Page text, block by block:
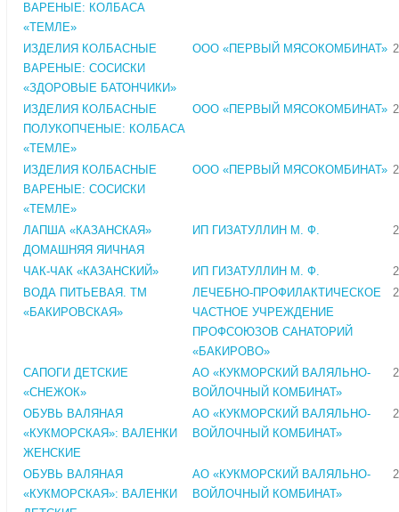
ВАРЕНЫЕ: КОЛБАСА
«ТЕМЛЕ»
ИЗДЕЛИЯ КОЛБАСНЫЕ
ВАРЕНЫЕ: СОСИСКИ
«ЗДОРОВЫЕ БАТОНЧИКИ»
ООО «ПЕРВЫЙ МЯСОКОМБИНАТ»
ИЗДЕЛИЯ КОЛБАСНЫЕ
ПОЛУКОПЧЕНЫЕ: КОЛБАСА
«ТЕМЛЕ»
ООО «ПЕРВЫЙ МЯСОКОМБИНАТ»
ИЗДЕЛИЯ КОЛБАСНЫЕ
ВАРЕНЫЕ: СОСИСКИ
«ТЕМЛЕ»
ООО «ПЕРВЫЙ МЯСОКОМБИНАТ»
ЛАПША «КАЗАНСКАЯ»
ДОМАШНЯЯ ЯИЧНАЯ
ИП ГИЗАТУЛЛИН М. Ф.
ЧАК-ЧАК «КАЗАНСКИЙ» ИП ГИЗАТУЛЛИН М. Ф.
ВОДА ПИТЬЕВАЯ. ТМ
«БАКИРОВСКАЯ»
ЛЕЧЕБНО-ПРОФИЛАКТИЧЕСКОЕ
ЧАСТНОЕ УЧРЕЖДЕНИЕ
ПРОФСОЮЗОВ САНАТОРИЙ
«БАКИРОВО»
САПОГИ ДЕТСКИЕ
«СНЕЖОК»
АО «КУКМОРСКИЙ ВАЛЯЛЬНО-
ВОЙЛОЧНЫЙ КОМБИНАТ»
ОБУВЬ ВАЛЯНАЯ
«КУКМОРСКАЯ»: ВАЛЕНКИ
ЖЕНСКИЕ
АО «КУКМОРСКИЙ ВАЛЯЛЬНО-
ВОЙЛОЧНЫЙ КОМБИНАТ»
ОБУВЬ ВАЛЯНАЯ
«КУКМОРСКАЯ»: ВАЛЕНКИ
АО «КУКМОРСКИЙ ВАЛЯЛЬНО-
ВОЙЛОЧНЫЙ КОМБИНАТ»